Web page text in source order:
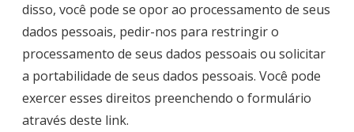
disso, você pode se opor ao processamento de seus
dados pessoais, pedir-nos para restringir o
processamento de seus dados pessoais ou solicitar
a portabilidade de seus dados pessoais. Você pode
exercer esses direitos preenchendo o formulário
através deste link.